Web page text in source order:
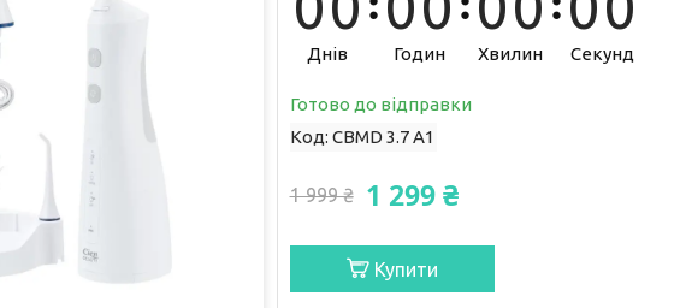
Днів Годин Хвилин Секунд
Готово до відправки
Код: CBMD 3.7 A1
1 999 ₴ 1 299 ₴
Купити